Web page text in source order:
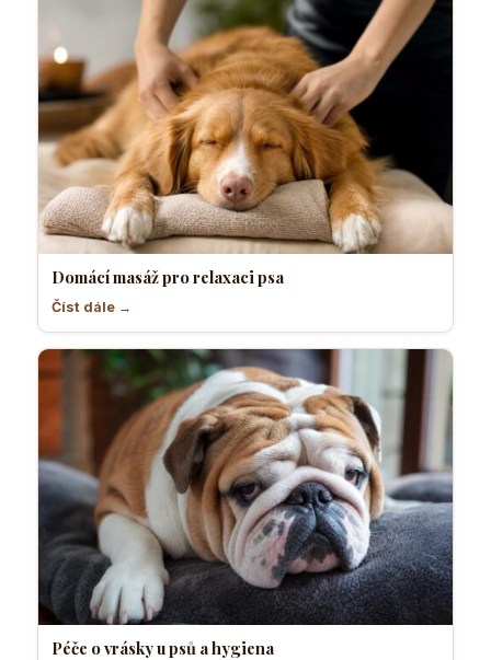
Domácí masáž pro relaxaci psa
Číst dále →
Péče o vrásky u psů a hygiena